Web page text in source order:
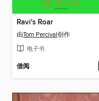
Ravi's Roar
由Tom Percival创作
电子书
借阅